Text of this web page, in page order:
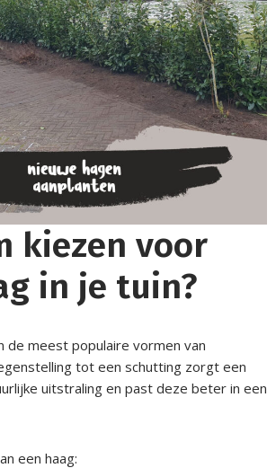
kiezen voor
in je tuin?
de meest populaire vormen van
tot een schutting zorgt een
uitstraling en past deze beter in een
een haag: